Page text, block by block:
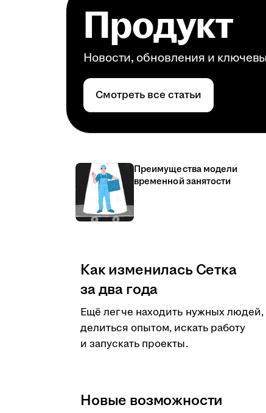
Продукт
Новости, обновления и
Смотреть все статьи
Преимущества модели
временной занятости
Как изменилась Сетка
за два года
Ещё легче находить нужных людей,
делиться опытом, искать работу
и запускать проекты.
Новые возможности